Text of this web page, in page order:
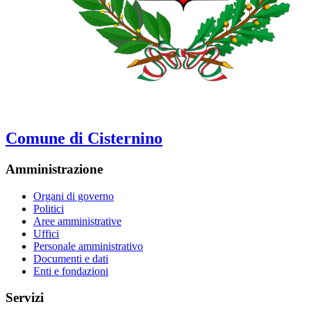
Comune di Cisternino
Amministrazione
Organi di governo
Politici
Aree amministrative
Uffici
Personale amministrativo
Documenti e dati
Enti e fondazioni
Servizi